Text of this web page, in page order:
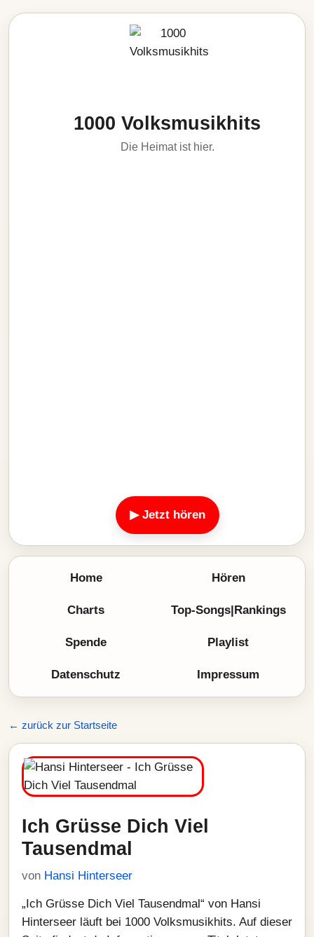
1000 Volksmusikhits
Die Heimat ist hier.
▶ Jetzt hören
Home Hören
Charts Top-Songs|Rankings
Spende Playlist
Datenschutz Impressum
← zurück zur Startseite
Ich Grüsse Dich Viel
Tausendmal
von Hansi Hinterseer
„Ich Grüsse Dich Viel Tausendmal“ von Hansi
Hinterseer läuft bei 1000 Volksmusikhits. Auf dieser